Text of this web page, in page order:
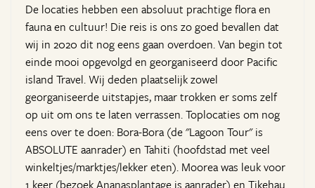
De locaties hebben een absoluut prachtige flora en
fauna en cultuur! Die reis is ons zo goed bevallen dat
wij in 2020 dit nog eens gaan overdoen. Van begin tot
einde mooi opgevolgd en georganiseerd door Pacific
island Travel. Wij deden plaatselijk zowel
georganiseerde uitstapjes, maar trokken er soms zelf
op uit om ons te laten verrassen. Toplocaties om nog
eens over te doen: Bora-Bora (de "Lagoon Tour" is
ABSOLUTE aanrader) en Tahiti (hoofdstad met veel
winkeltjes/marktjes/lekker eten). Moorea was leuk voor
1 keer (bezoek Ananasplantage is aanrader) en Tikehau